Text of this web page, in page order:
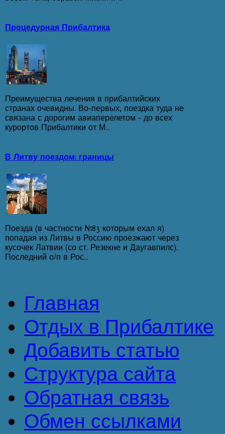
Процедурная Прибалтика
Преимущества лечения в прибалтийских
странах очевидны. Во-первых, поездка туда не
связана с дорогим авиаперелетом - до всех
курортов Прибалтики от М...
В Литву поездом: границы
Поезда (в частности N183 которым ехал я)
попадая из Литвы в Россию проезжают через
кусочек Латвии (со ст. Резекне и Даугавпилс).
Последний о/п в Рос...
Главная
Отдых в Прибалтике
Добавить статью
Структура сайта
Обратная связь
Обмен ссылками